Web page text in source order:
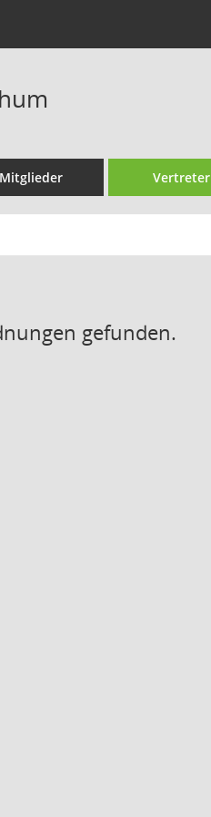
Mitglieder Vertreter
gefunden.